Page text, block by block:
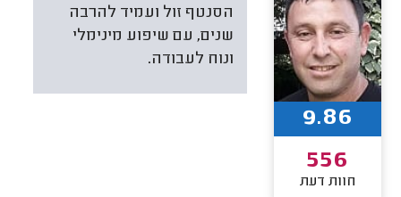
הסנטף זול ועמיד להרבה
שנים, עם שיפוע מינימלי
ונוח לעבודה.
9.86
556
חוות דעת